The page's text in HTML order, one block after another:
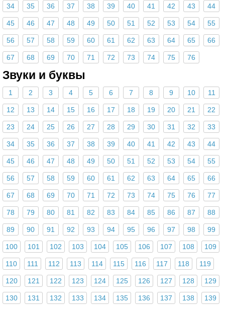
34 35 36 37 38 39 40 41 42 43 44
45 46 47 48 49 50 51 52 53 54 55
56 57 58 59 60 61 62 63 64 65 66
67 68 69 70 71 72 73 74 75 76
Звуки и буквы
1 2 3 4 5 6 7 8 9 10 11
12 13 14 15 16 17 18 19 20 21 22
23 24 25 26 27 28 29 30 31 32 33
34 35 36 37 38 39 40 41 42 43 44
45 46 47 48 49 50 51 52 53 54 55
56 57 58 59 60 61 62 63 64 65 66
67 68 69 70 71 72 73 74 75 76 77
78 79 80 81 82 83 84 85 86 87 88
89 90 91 92 93 94 95 96 97 98 99
100 101 102 103 104 105 106 107 108 109
110 111 112 113 114 115 116 117 118 119
120 121 122 123 124 125 126 127 128 129
130 131 132 133 134 135 136 137 138 139